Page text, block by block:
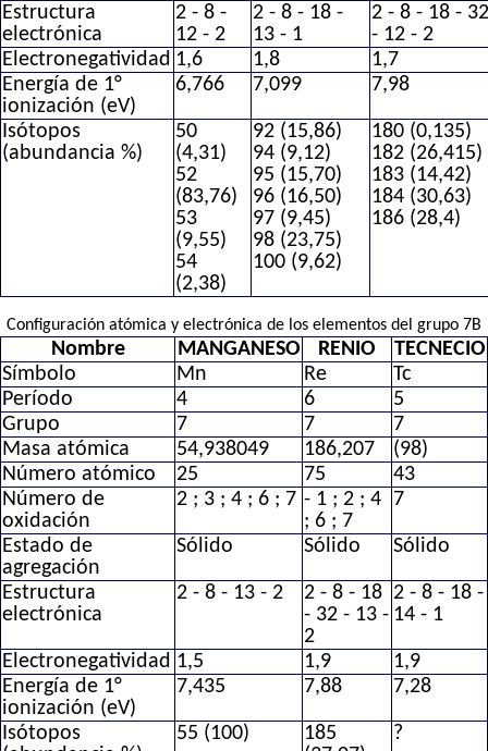
Estructura
electrónica
2 - 8 -
12 - 2
2 - 8 - 18 -
13 - 1
2 - 8 - 18 -
- 12 - 2
Electronegatividad 1,6 1,8
1,7
Energía de 1°
ionización (eV)
6,766 7,099 7,98
Isótopos
(abundancia %)
50
(4,31)
52
(83,76)
53
(9,55)
54
(2,38)
92 (15,86)
94 (9,12)
95 (15,70)
96 (16,50)
97 (9,45)
98 (23,75)
100 (9,62)
180 (0,135)
182 (26,415)
183 (14,42)
184 (30,63)
186 (28,4)
Configuración atómica y electrónica de los elementos del grupo 7B
Nombre MANGANESO RENIO
TECNECIO
Símbolo
Mn Re
Tc
Período
4 6
5
Grupo
7 7
7
Masa atómica
54,938049 186,207
(98)
Número atómico
25 75
43
Número de
oxidación
2 ; 3 ; 4 ; 6 ; 7 - 1 ; 2 ; 4
; 6 ; 7
7
Estado de
agregación
Sólido Sólido Sólido
Estructura
electrónica
2 - 8 - 13 - 2
2 - 8 - 18
- 32 - 13 -
2
2 - 8 - 18 -
14 - 1
Electronegatividad 1,5 1,9
1,9
Energía de 1°
ionización (eV)
7,435 7,88 7,28
Isótopos
55 (100)
185
?